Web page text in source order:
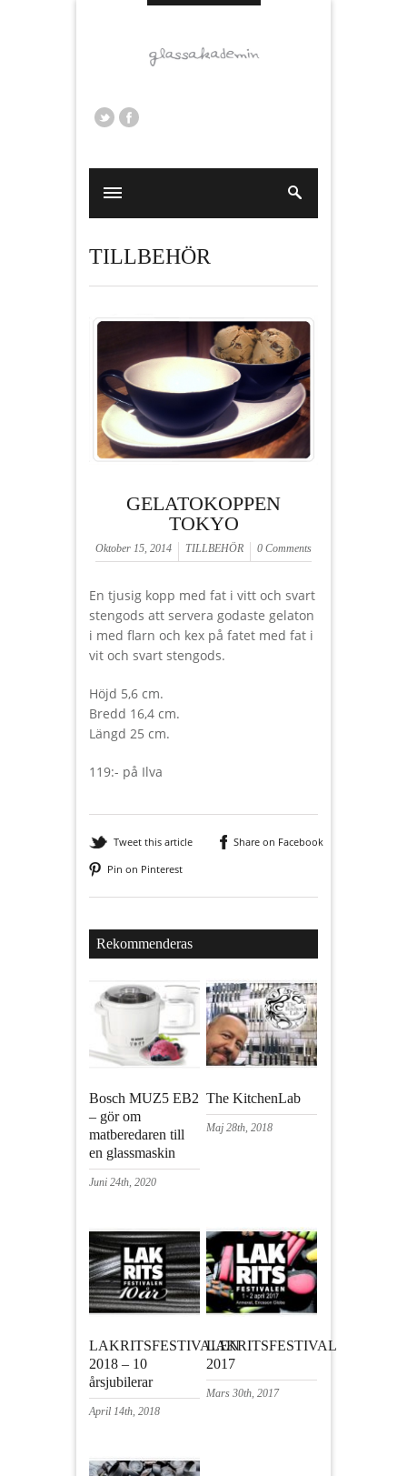
TILLBEHÖR
GELATOKOPPEN
TOKYO
Oktober 15, 2014 TILLBEHÖR 0 Comments
En tjusig kopp med fat i vitt och svart
stengods att servera godaste gelaton
i med flarn och kex på fatet med fat i
vit och svart stengods.
Höjd 5,6 cm.
Bredd 16,4 cm.
Längd 25 cm.
119:- på Ilva
Tweet this article
Share on Facebook
Pin on Pinterest
Rekommenderas
Bosch MUZ5 EB2
– gör om
matberedaren till
en glassmaskin
Juni 24th, 2020
The KitchenLab
Maj 28th, 2018
LAKRITSFESTIVALEN
2018 – 10
årsjubilerar
April 14th, 2018
LAKRITSFESTIVAL
2017
Mars 30th, 2017